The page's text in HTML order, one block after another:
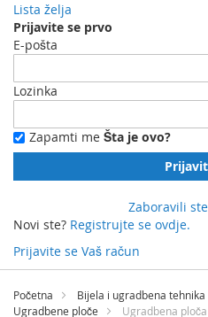
Lista želja
Prijavite se prvo
E-pošta
Lozinka
Zapamti me Šta je ovo?
Zaboravili
Novi ste? Registrujte se ovdje.
Prijavite se Vaš račun
Preskočite
sadržaj
Početna Bijela i ugradbena tehnika
Ugradbene ploče
Ugradbena